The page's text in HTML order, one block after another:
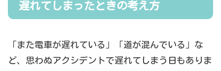
遅れてしまったときの考え方
「また電車が遅れている」「道が混んでいる」な
ど、思わぬアクシデントで遅れてしまう日もありま